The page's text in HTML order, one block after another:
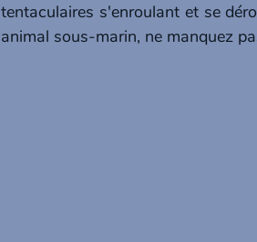
tentaculaires s'enroulant et se
animal sous-marin, ne manquez